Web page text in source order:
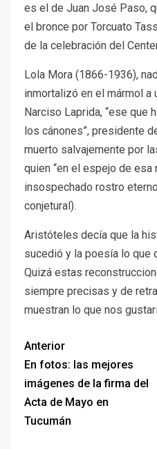
es el de Juan José Paso,
el bronce por Torcuato
de la celebración del
Lola Mora (1866-1936),
inmortalizó en el mármol a
Narciso Laprida, “ese que
los cánones”, presidente
muerto salvajemente por
quien “en el espejo de esa
insospechado rostro
conjetural).
Aristóteles decía que la
sucedió y la poesía lo que
Quizá estas
siempre precisas y de
muestran lo que nos
Anterior
En fotos: las mejores
imágenes de la firma del
Acta de Mayo en
Tucumán